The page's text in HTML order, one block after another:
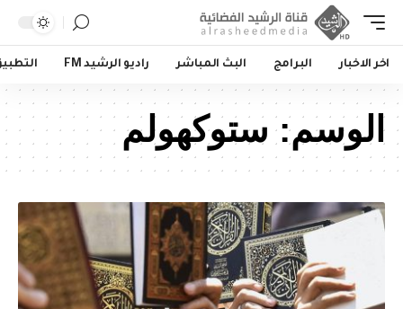
اخر الاخبار البرامج البث المباشر راديو الرشيد FM
الوسم: ستوكهولم